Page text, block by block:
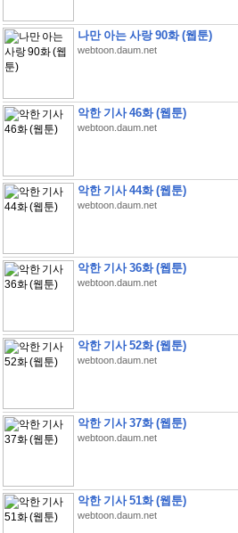
나만 아는 사랑 90화 (웹툰)
webtoon.daum.net
악한 기사 46화 (웹툰)
webtoon.daum.net
악한 기사 44화 (웹툰)
webtoon.daum.net
악한 기사 36화 (웹툰)
webtoon.daum.net
악한 기사 52화 (웹툰)
webtoon.daum.net
악한 기사 37화 (웹툰)
webtoon.daum.net
악한 기사 51화 (웹툰)
webtoon.daum.net